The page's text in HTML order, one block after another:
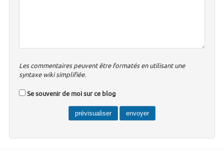
Les commentaires peuvent être formatés en utilisant une
syntaxe wiki simplifiée.
Se souvenir de moi sur ce blog